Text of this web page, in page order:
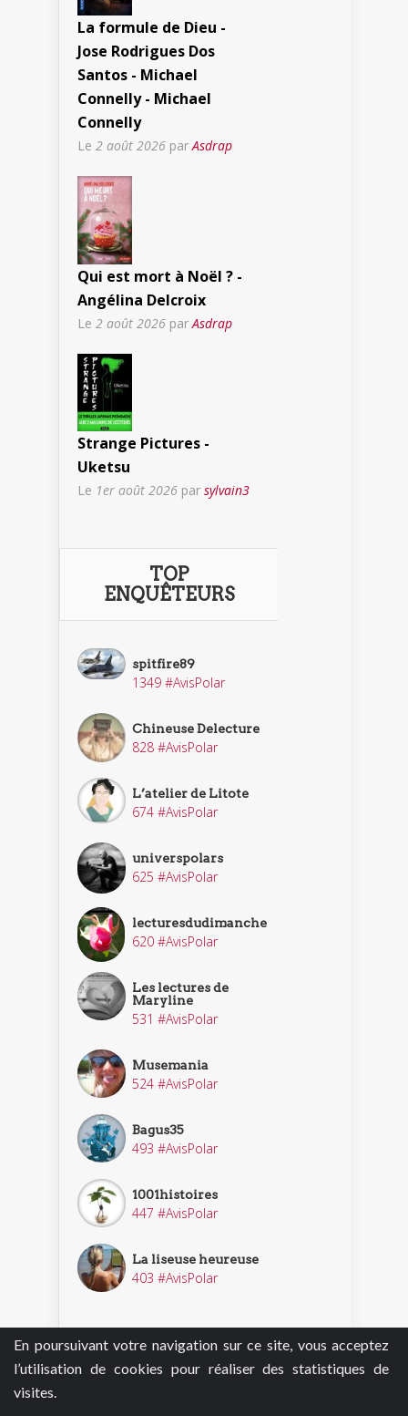
En poursuivant votre navigation sur ce site, vous acceptez
l’utilisation de cookies pour réaliser des statistiques de
visites.
La formule de Dieu -
Jose Rodrigues Dos
Santos - Michael
Connelly - Michael
Connelly
Le 2 août 2026 parAsdrap
Qui est mort à Noël ? -
Angélina Delcroix
Le 2 août 2026 par Asdrap
Strange Pictures -
Uketsu
Le 1er août 2026 par sylvain3
TOP
ENQUÊTEURS
spitfire89
1349 #AvisPolar
Chineuse Delecture
828 #AvisPolar
L’atelier de Litote
674 #AvisPolar
universpolars
625 #AvisPolar
lecturesdudimanche
620 #AvisPolar
Les lectures de
Maryline
531 #AvisPolar
Musemania
524 #AvisPolar
Bagus35
493 #AvisPolar
1001histoires
447 #AvisPolar
La liseuse heureuse
403 #AvisPolar
Découvrir nos enquêteurs